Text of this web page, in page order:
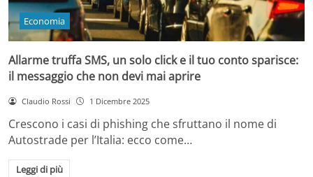
Economia
Allarme truffa SMS, un solo click e il tuo conto sparisce:
il messaggio che non devi mai aprire
Claudio Rossi 1 Dicembre 2025
Crescono i casi di phishing che sfruttano il nome di
Autostrade per l’Italia: ecco come…
Leggi di più